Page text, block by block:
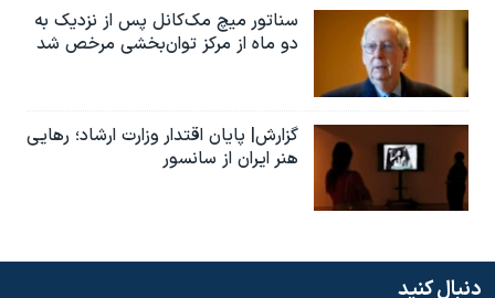
سناتور میچ مک‌کانل پس از نزدیک به
دو ماه از مرکز توان‌بخشی مرخص شد
گزارش| پایان اقتدار وزارت ارشاد؛ رهایی
هنر ایران از سانسور
دنبال کنید